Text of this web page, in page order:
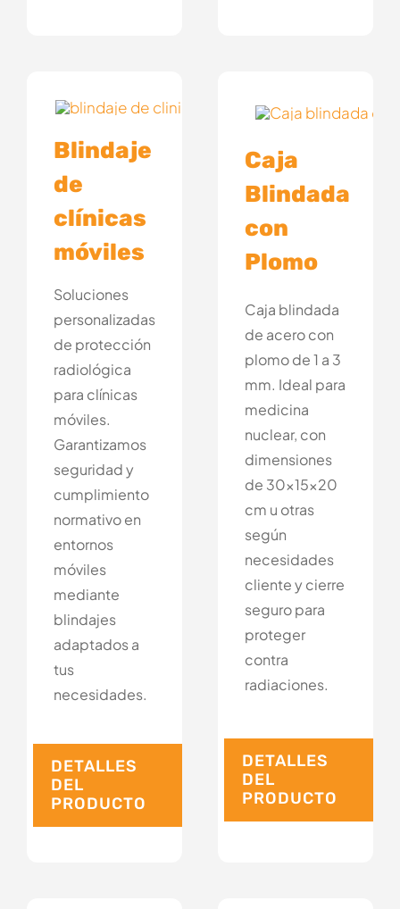
Blindaje
de
clínicas
móviles
Soluciones
personalizadas
de protección
radiológica
para clínicas
móviles.
Garantizamos
seguridad y
cumplimiento
normativo en
entornos
móviles
mediante
blindajes
adaptados a
tus
necesidades.
DETALLES
DEL
PRODUCTO
Caja
Blindada
con
Plomo
Caja blindada
de acero con
plomo de 1 a 3
mm. Ideal para
medicina
nuclear, con
dimensiones
de 30x15x20
cm u otras
según
necesidades
cliente y cierre
seguro para
proteger
contra
radiaciones.
DETALLES
DEL
PRODUCTO